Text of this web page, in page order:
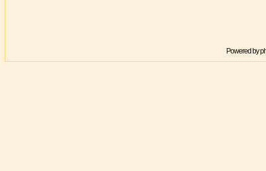
Powered by